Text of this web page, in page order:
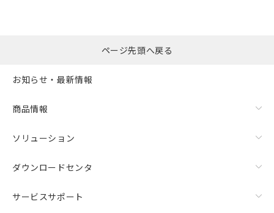
ページ先頭へ戻る
お知らせ・最新情報
商品情報
ソリューション
ダウンロードセンタ
サービスサポート